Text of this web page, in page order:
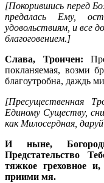
[Покорившись перед
предалась Ему,
удовольствиям, и все
благоговением.]
Слава, Троичен:
покланяемая, возми
благоутробна, даждь
[Пресущественная
Единому Существу,
как Милосердная,
И ныне,
Предстательство
тяжкое греховное
приими мя.